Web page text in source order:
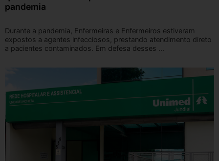
pandemia
Durante a pandemia, Enfermeiras e Enfermeiros estiveram
expostos a agentes infecciosos, prestando atendimento direto
a pacientes contaminados. Em defesa desses ...